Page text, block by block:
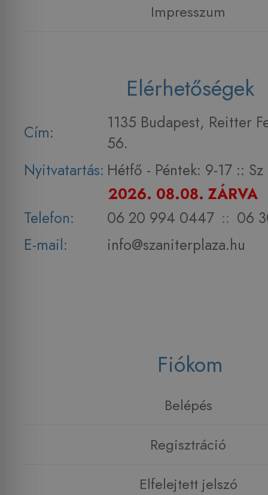
Impresszum
Elérhetőségek
Cím:
1135 Budapest, Reitter
56.
Nyitvatartás: Hétfő - Péntek: 9-17 :: Sz
2026. 08.08. ZÁRVA
Telefon:
06 20 994 0447 :: 06
E-mail:
info@szaniterplaza.hu
Fiókom
Belépés
Regisztráció
Elfelejtett jelszó